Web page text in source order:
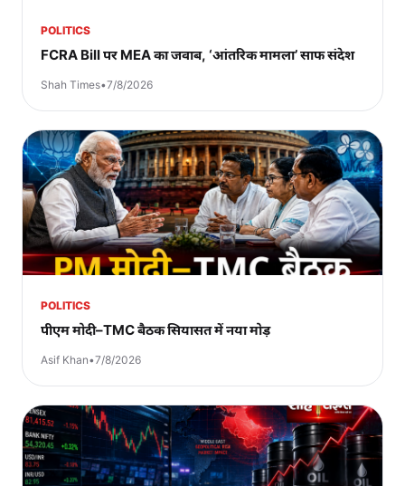
POLITICS
FCRA Bill पर MEA का जवाब, ‘आंतरिक मामला’ साफ संदेश
Shah Times•7/8/2026
POLITICS
पीएम मोदी–TMC बैठक सियासत में नया मोड़
Asif Khan•7/8/2026